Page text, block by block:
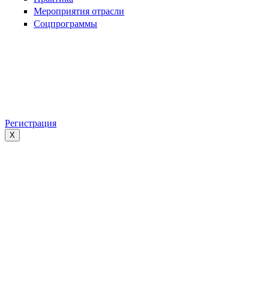
Мероприятия отрасли
Соцпрограммы
Регистрация
X